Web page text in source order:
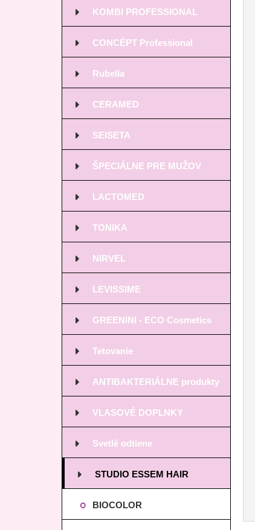
KOMBI PROFESSIONAL
CONCÉPT Professional
Rubella
CERAMED
SEISETA
ŠPECIÁLNE PRE MUŽOV
LACTOMED
TONIKA
NIRVEL
LEVISSIME
GREENINI - ECO Cosmetics
Tetovanie
ANTIBAKTERIÁLNE produkty
VLASOVÉ DOPLNKY
Svetlé odtiene
STUDIO ESSEM HAIR
BIOCOLOR